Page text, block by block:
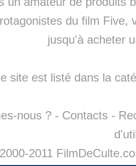
du film Five,
jusqu'à acheter
site est listé dans la
nous ? - Contacts -
2011